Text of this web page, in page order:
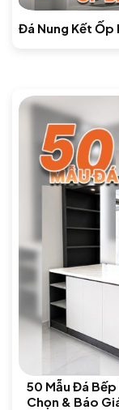
Đá Nung Kết Ốp
50 Mẫu Đá
Chọn & Báo